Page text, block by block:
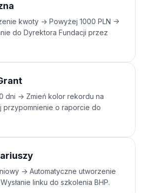
kwoty -> Powyżej 1000 PLN ->
do Dyrektora Fundacji przez
dni -> Zmień kolor rekordu na
przypomnienie o raporcie do
-> Automatyczne utworzenie
linku do szkolenia BHP.